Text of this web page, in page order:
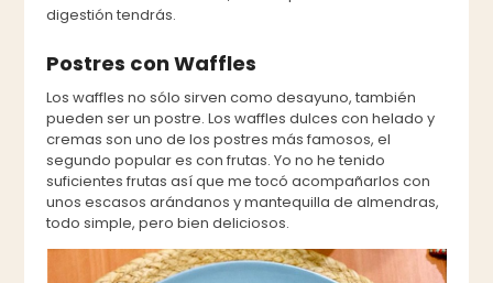
digestión tendrás.
Postres con Waffles
Los waffles no sólo sirven como desayuno, también
pueden ser un postre. Los waffles dulces con helado y
cremas son uno de los postres más famosos, el
segundo popular es con frutas. Yo no he tenido
suficientes frutas así que me tocó acompañarlos con
unos escasos arándanos y mantequilla de almendras,
todo simple, pero bien deliciosos.